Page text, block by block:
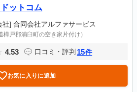
ットコム
社] 合同会社アルファサービス
樺戸郡浦臼町の空き家片付け）
4.53 口コミ・評判 15件
お気に入りに追加